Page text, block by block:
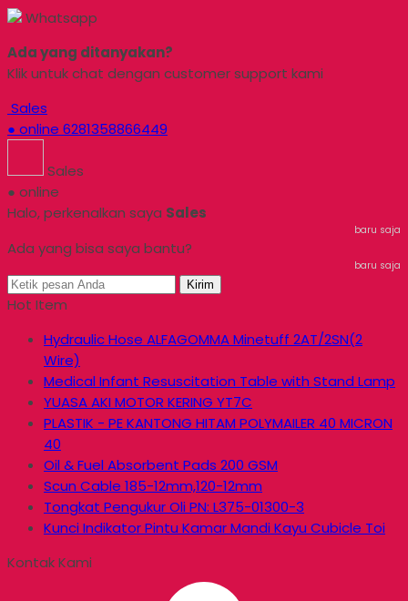
Whatsapp
Ada yang ditanyakan?
Klik untuk chat dengan customer support kami
Sales
● online 6281358866449
Sales
● online
Halo, perkenalkan saya Sales
baru saja
Ada yang bisa saya bantu?
baru saja
Kirim
Hot Item
Hydraulic Hose ALFAGOMMA Minetuff 2AT/2SN(2
Wire)
Medical Infant Resuscitation Table with Stand Lamp
YUASA AKI MOTOR KERING YT7C
PLASTIK - PE KANTONG HITAM POLYMAILER 40 MICRON
40
Oil & Fuel Absorbent Pads 200 GSM
Scun Cable 185-12mm,120-12mm
Tongkat Pengukur Oli PN: L375-01300-3
Kunci Indikator Pintu Kamar Mandi Kayu Cubicle Toi
Kontak Kami